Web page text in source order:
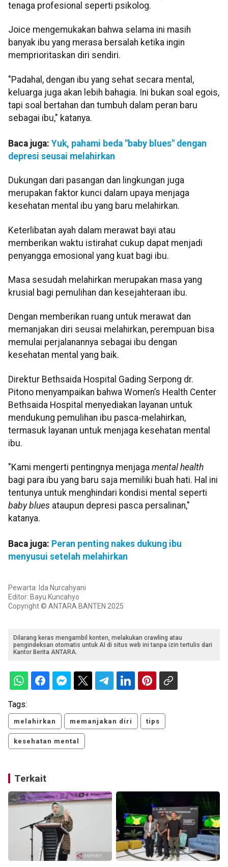
tenaga profesional seperti psikolog.
Joice mengemukakan bahwa selama ini masih
banyak ibu yang merasa bersalah ketika ingin
memprioritaskan diri sendiri.
"Padahal, dengan ibu yang sehat secara mental,
keluarga juga akan lebih bahagia. Ini bukan soal egois,
tapi soal bertahan dan tumbuh dalam peran baru
sebagai ibu," katanya.
Baca juga: Yuk, pahami beda "baby blues" dengan
depresi seusai melahirkan
Dukungan dari pasangan dan lingkungan juga
merupakan faktor kunci dalam upaya menjaga
kesehatan mental ibu yang baru melahirkan.
Keterlibatan ayah dalam merawat bayi atau
memberikan waktu istirahat cukup dapat menjadi
penyangga emosional yang kuat bagi ibu.
Masa sesudah melahirkan merupakan masa yang
krusial bagi pemulihan dan kesejahteraan ibu.
Dengan memberikan ruang untuk merawat dan
memanjakan diri seusai melahirkan, perempuan bisa
memulai perjalanannya sebagai ibu dengan
kesehatan mental yang baik.
Direktur Bethsaida Hospital Gading Serpong dr.
Pitono menyampaikan bahwa Women’s Health Center
Bethsaida Hospital menyediakan layanan untuk
mendukung pemulihan ibu pasca-melahirkan,
termasuk layanan untuk menjaga kesehatan mental
ibu.
"Kami mengerti pentingnya menjaga mental health
bagi para ibu yang baru saja memiliki buah hati. Hal ini
tentunya untuk menghindari kondisi mental seperti
baby blues ataupun depresi pasca persalinan,"
katanya.
Baca juga: Peran penting nakes dukung ibu
menyusui setelah melahirkan
Pewarta: Ida Nurcahyani
Editor: Bayu Kuncahyo
Copyright © ANTARA BANTEN 2025
Dilarang keras mengambil konten, melakukan crawling atau
pengindeksan otomatis untuk AI di situs web ini tanpa izin tertulis dari
Kantor Berita ANTARA.
Tags:
melahirkan memanjakan diri tips
kesehatan mental
Terkait